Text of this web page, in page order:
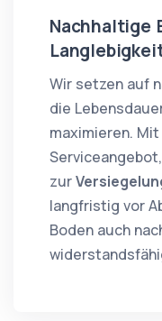
Nachhaltige
Wir setzen auf
die
maximieren.
zur
langfristig vor
Boden auch